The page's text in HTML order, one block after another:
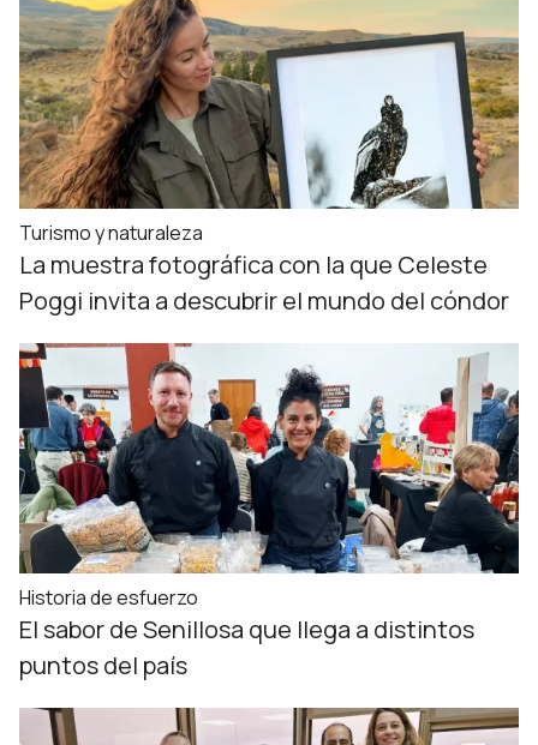
Turismo y naturaleza
La muestra fotográfica con la que Celeste
Poggi invita a descubrir el mundo del cóndor
Historia de esfuerzo
El sabor de Senillosa que llega a distintos
puntos del país